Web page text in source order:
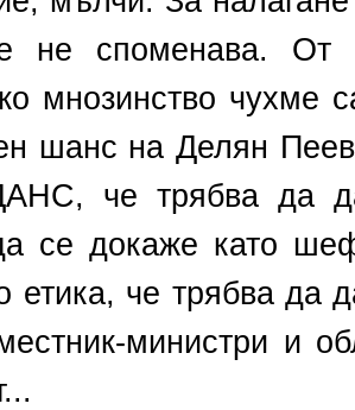
не споменава. От
мнозинство чухме
шанс на Делян
че трябва да
се докаже като
етика, че трябва да
министри и